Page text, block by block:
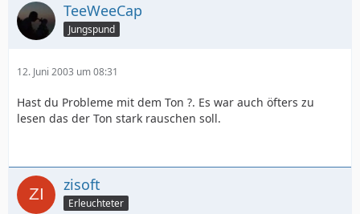
TeeWeeCap
Jungspund
12. Juni 2003 um 08:31
Hast du Probleme mit dem Ton ?. Es war auch öfters zu
lesen das der Ton stark rauschen soll.
zisoft
Erleuchteter